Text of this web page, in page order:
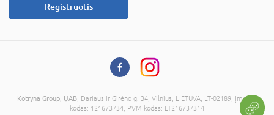
Registruotis
Kotryna Group, UAB , Dariaus ir Girėno g. 34, Vilnius, LIETUVA, LT-02189, Įmonės
kodas: 121673734, PVM kodas: LT216737314